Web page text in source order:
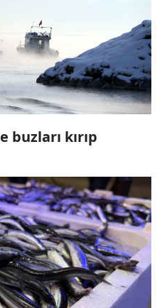
buzları kırıp